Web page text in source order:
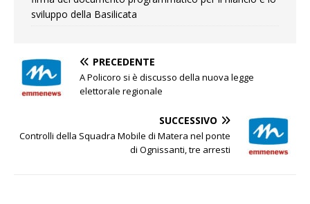
sviluppo della Basilicata
PRECEDENTE
A Policoro si è discusso della nuova legge
elettorale regionale
SUCCESSIVO
Controlli della Squadra Mobile di Matera nel ponte
di Ognissanti, tre arresti